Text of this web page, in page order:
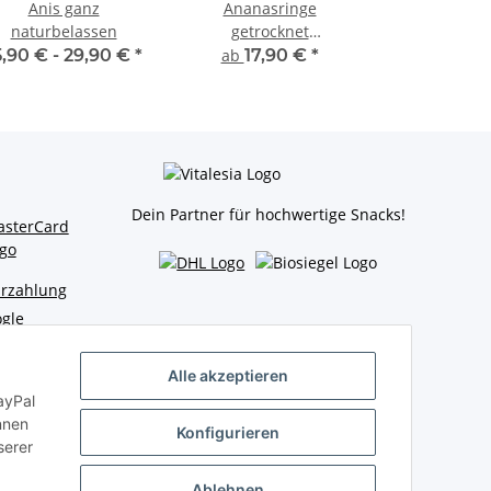
Alle akzeptieren
Konfigurieren
Anis ganz
naturbelassen
€ - 29,90 € *
Ananasringe
getrocknet
naturbelassen
ab 17,90 € *
Dein Partner für hochwertige Snacks!